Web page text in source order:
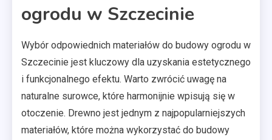
ogrodu w Szczecinie
Wybór odpowiednich materiałów do budowy ogrodu w
Szczecinie jest kluczowy dla uzyskania estetycznego
i funkcjonalnego efektu. Warto zwrócić uwagę na
naturalne surowce, które harmonijnie wpisują się w
otoczenie. Drewno jest jednym z najpopularniejszych
materiałów, które można wykorzystać do budowy